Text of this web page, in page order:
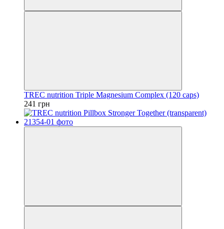
TREC nutrition Triple Magnesium Complex (120 caps)
241 грн